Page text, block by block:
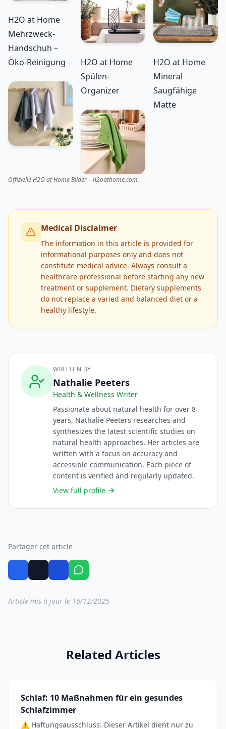
H2O at Home
Mehrzweck-
Handschuh –
Öko-Reinigung
H2O at Home
Spülen-
Organizer
H2O at Home
Mineral
Saugfähige
Matte
Offizielle H2O at Home Bilder – h2oathome.com
Medical Disclaimer
The information in this article is provided for
informational purposes only and does not
constitute medical advice. Always consult a
healthcare professional before starting any new
treatment or supplement. Dietary supplements
do not replace a varied and balanced diet or a
healthy lifestyle.
WRITTEN BY
Nathalie Peeters
Health & Wellness Writer
Passionate about natural health for over 8
years, Nathalie Peeters researches and
synthesizes the latest scientific studies on
natural health approaches. Her articles are
written with a focus on accuracy and
accessible communication. Each piece of
content is verified and regularly updated.
View full profile
Partager cet article
Article mis à jour le 16/12/2025
Related Articles
Schlaf: 10 Maßnahmen für ein gesundes
Schlafzimmer
⚠️ Haftungsausschluss: Dieser Artikel dient nur zu